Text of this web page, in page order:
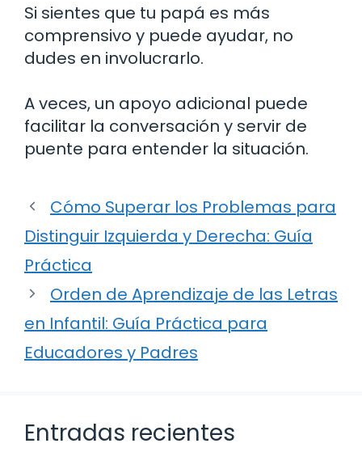
Si sientes que tu papá es más
comprensivo y puede ayudar, no
dudes en involucrarlo.
A veces, un apoyo adicional puede
facilitar la conversación y servir de
puente para entender la situación.
Cómo Superar los Problemas para
Distinguir Izquierda y Derecha: Guía
Práctica
Orden de Aprendizaje de las Letras
en Infantil: Guía Práctica para
Educadores y Padres
Entradas recientes